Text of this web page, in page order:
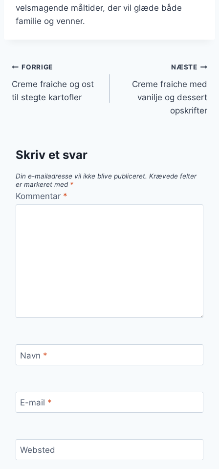
velsmagende måltider, der vil glæde både
familie og venner.
Indlægsnavigation
FORRIGE
Creme fraiche og ost
til stegte kartofler
NÆSTE
Creme fraiche med
vanilje og dessert
opskrifter
Skriv et svar
Din e-mailadresse vil ikke blive publiceret. Krævede felter
er markeret med *
Kommentar *
Navn *
E-mail *
Websted